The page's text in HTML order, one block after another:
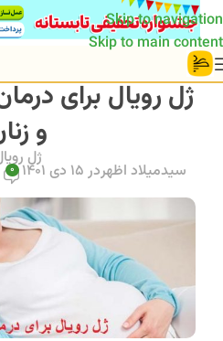
Skip to navigation
Skip to main content
ژل رویال برای
و
ژل
سیدمیلاد اظهردر 15 دی 1401 0